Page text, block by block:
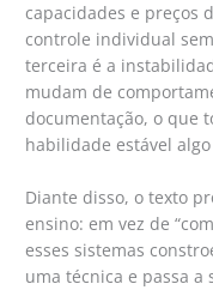
capacidades e preços
controle individual
terceira é a
mudam de
documentação, o que
habilidade estável
Diante disso, o texto
ensino: em vez de
esses sistemas
uma técnica e passa